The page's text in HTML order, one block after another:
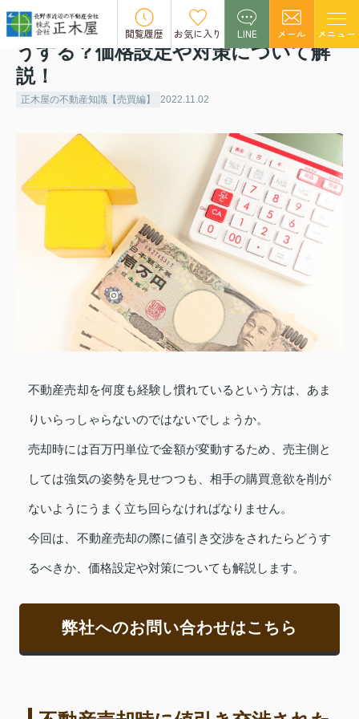
閲覧履歴 お気に入り LINE メール メニュー
不動産売却で値引き交渉されたらど
うする？価格設定や対策について解
説！
正木屋の不動産知識【売買編】 2022.11.02
不動産売却を何度も経験し慣れているという方は、あま
りいらっしゃらないのではないでしょうか。
売却時には百万円単位で金額が変動するため、売主側と
しては強気の姿勢を見せつつも、相手の購買意欲を削が
ないようにうまく立ち回らなければなりません。
今回は、不動産売却の際に値引き交渉をされたらどうす
るべきか、価格設定や対策についても解説します。
弊社へのお問い合わせはこちら